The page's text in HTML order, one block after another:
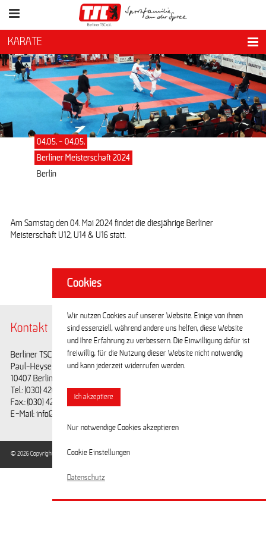
KARATE
04.05. - 04.05.
Berliner Meisterschaft 2024
Berlin
Am Samstag den 04. Mai 2024 findet die diesjährige Berliner
Meisterschaft U12, U14 & U16 statt.
Kontakt
Berliner TSC e.V.
Paul-Heyse-Straße 25
10407 Berlin
Tel.: (030) 42028593
Fax.: (030) 42028594
E-Mail: info@berlinertsc.de
@BerlinerTSC
Facebook
Youtube
© 2026 Copyright Berliner Turn- und Sportclub e.V. / Alle Rechte vorbehalten.
Cookies
Wir nutzen Cookies auf unserer Website. Einige von ihnen
sind essenziell, während andere uns helfen, diese Website
und Ihre Erfahrung zu verbessern. Die Einwilligung dafür ist
freiwillig, für die Nutzung dieser Website nicht notwendig
und kann jederzeit widerrufen werden.
Ich akzeptiere
Nur notwendige Cookies akzeptieren
Cookie Einstellungen
Datenschutz